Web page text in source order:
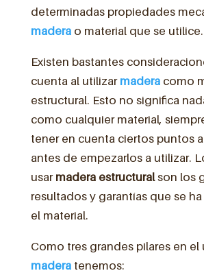
determinadas propiedades
maderao material que se utilice.
Existen bastantes
cuenta al utilizar maderacomo
estructural. Esto no significa
como cualquier material,
tener en cuenta ciertos puntos
antes de empezarlos a utilizar.
usar madera estructuralson los
resultados y garantías que se
el material.
Como tres grandes pilares en el
maderatenemos: